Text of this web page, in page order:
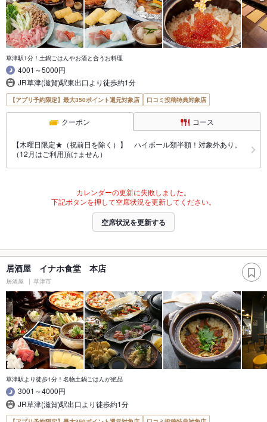
草津駅1分！土鍋ごはんやお酒と合うお料理
4001～5000円
JR草津(滋賀)駅東出口より徒歩約1分
【アプリ予約限定】最大350ポイント還元対象店 口コミ投稿特典対象店
クーポン コース
【木曜日限定★（祝前日を除く）】 ハイボール類半額！対象外あり。
（12月はご利用頂けません）
カレンダーの更新に失敗しました。
下記ボタンを押して空席状況を更新してください。
空席状況を更新する
居酒屋 イナホ食堂 本店
居酒屋 草津市
草津駅より徒歩1分！名物土鍋ごはんが絶品
3001～4000円
JR草津(滋賀)駅出口より徒歩約1分